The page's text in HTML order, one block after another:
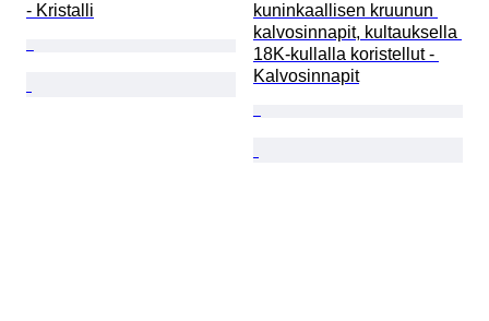
- Kristalli
kuninkaallisen kruunun
kalvosinnapit, kultauksella
18K-kullalla koristellut -
Kalvosinnapit